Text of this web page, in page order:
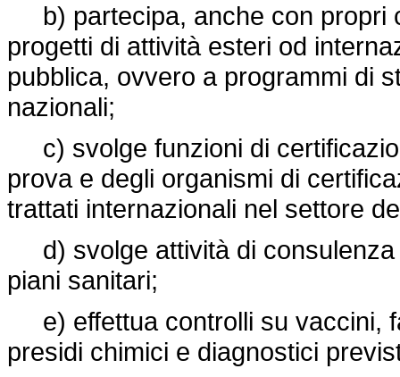
b) partecipa, anche con propri
progetti di attività esteri od
pubblica, ovvero a programmi di
nazionali;
c) svolge funzioni di
prova e degli organismi di
trattati internazionali nel settore
d) svolge attività di consulenza
piani sanitari;
e) effettua controlli su vaccini,
presidi chimici e diagnostici